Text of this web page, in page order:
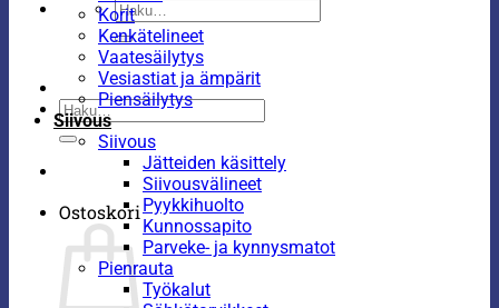
Etsi:
Etsi:
Ostoskori
Korit
Kenkätelineet
Vaatesäilytys
Vesiastiat ja ämpärit
Piensäilytys
Siivous
Siivous
Jätteiden käsittely
Siivousvälineet
Pyykkihuolto
Kunnossapito
Parveke- ja kynnysmatot
Pienrauta
Työkalut